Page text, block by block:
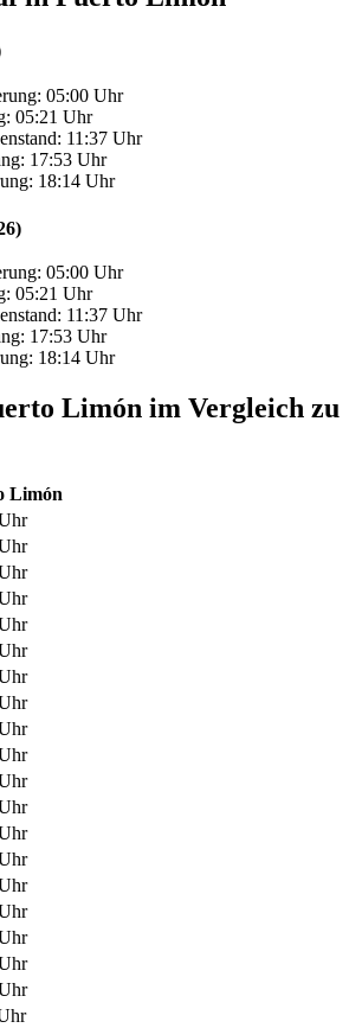
05:00 Uhr
05:21 Uhr
11:37 Uhr
17:53 Uhr
18:14 Uhr
05:00 Uhr
05:21 Uhr
11:37 Uhr
17:53 Uhr
18:14 Uhr
Limón im Vergleich zu
Limón